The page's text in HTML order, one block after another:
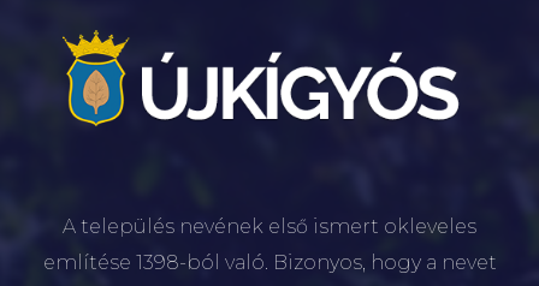
A település nevének első ismert okleveles
említése 1398-ból való. Bizonyos, hogy a nevet